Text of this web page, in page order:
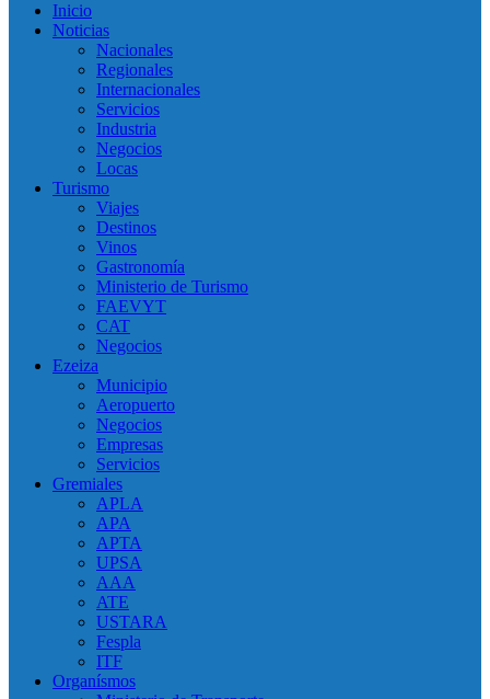
Inicio
Noticias
Nacionales
Regionales
Internacionales
Servicios
Industria
Negocios
Locas
Turismo
Viajes
Destinos
Vinos
Gastronomía
Ministerio de Turismo
FAEVYT
CAT
Negocios
Ezeiza
Municipio
Aeropuerto
Negocios
Empresas
Servicios
Gremiales
APLA
APA
APTA
UPSA
AAA
ATE
USTARA
Fespla
ITF
Organísmos